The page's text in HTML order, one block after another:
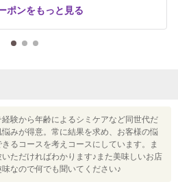
ポンをもっと見る
験から年齢によるシミケアなど同世代だ
みが得意。常に結果を求め、お客様の悩
るコースを考えコースにしています。ま
ただければわかります♪また美味しいお店
なので何でも聞いてください♪